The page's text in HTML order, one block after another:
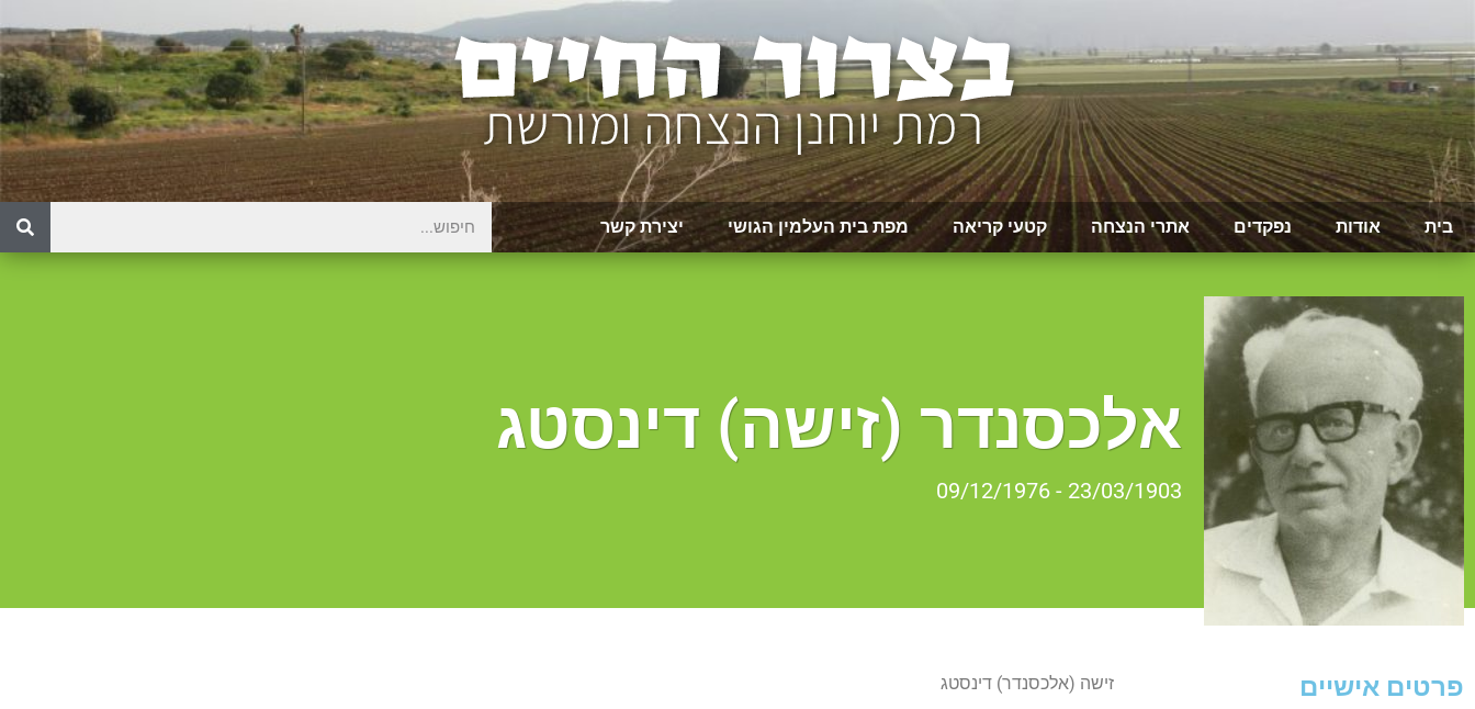
בית אודות נפקדים אתרי הנצחה קטעי קריאה מפת בית העלמין הגושי יצירת קשר
אלכסנדר (זישה) דינסטג
23/03/1903 - 09/12/1976
פרטים אישיים
זישה (אלכסנדר) דינסטג